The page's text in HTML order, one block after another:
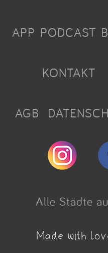
APP PODCAST
KONTAKT
AGB
Alle Städte
Made with